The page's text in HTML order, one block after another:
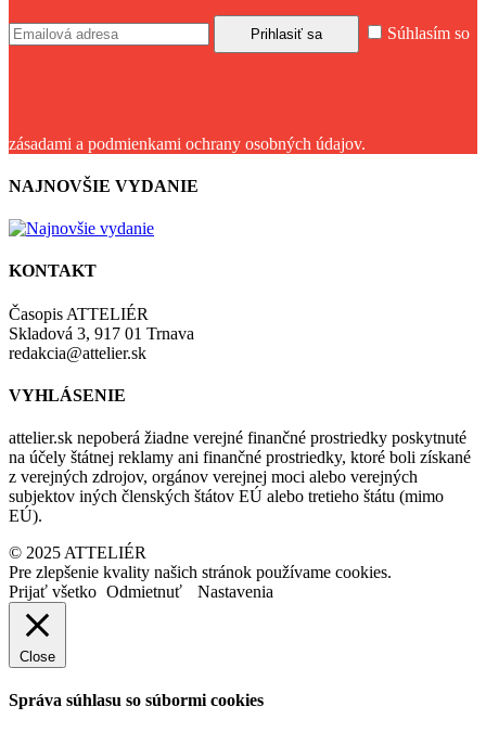
Súhlasím so
zásadami a podmienkami ochrany osobných údajov.
NAJNOVŠIE VYDANIE
KONTAKT
Časopis ATTELIÉR
Skladová 3, 917 01 Trnava
redakcia@attelier.sk
VYHLÁSENIE
attelier.sk nepoberá žiadne verejné finančné prostriedky poskytnuté
na účely štátnej reklamy ani finančné prostriedky, ktoré boli získané
z verejných zdrojov, orgánov verejnej moci alebo verejných
subjektov iných členských štátov EÚ alebo tretieho štátu (mimo
EÚ).
© 2025 ATTELIÉR
Pre zlepšenie kvality našich stránok používame cookies.
Prijať všetko Odmietnuť Nastavenia
Close
Správa súhlasu so súbormi cookies